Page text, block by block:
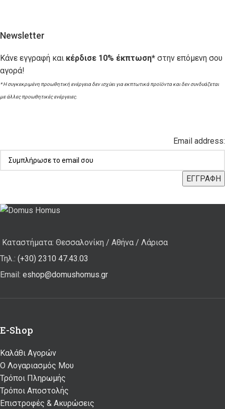
Newsletter
Κάνε εγγραφή και κέρδισε 10% έκπτωση* στην επόμενη σου
αγορά!
* Η συγκεκριμένη προωθητική ενέργεια δεν ισχύει για εκπτωτικά προϊόντα και δεν συνδυάζεται
με άλλες προωθητικές ενέργειες.
Email address:
Καταστήματα: Θεσσαλονίκη / Αθήνα / Λάρισα
Τηλ.: (+30) 2310 47.43.03
Email: eshop@domushomus.gr
E-Shop
Καλάθι Αγορών
Ο Λογαριασμός Μου
Τρόποι Πληρωμής
Τρόποι Αποστολής
Επιστροφές & Ακυρώσεις